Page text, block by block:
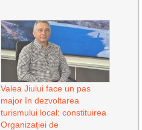
Valea Jiului face un pas
major în dezvoltarea
turismului local: constituirea
Organizației de